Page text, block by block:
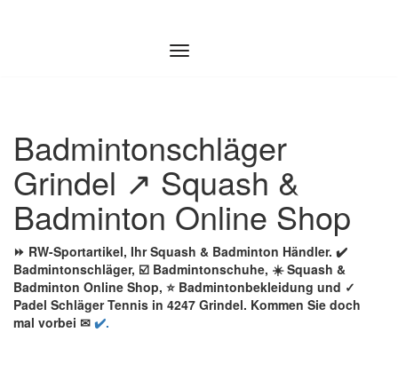
Badmintonschläger
Grindel ↗️ Squash &
Badminton Online Shop
⏩ RW-Sportartikel, Ihr Squash & Badminton Händler. ✔️
Badmintonschläger, ☑️ Badmintonschuhe, ☀️ Squash &
Badminton Online Shop, ⭐ Badmintonbekleidung und ✓
Padel Schläger Tennis in 4247 Grindel. Kommen Sie doch
mal vorbei ✉ ✔️.